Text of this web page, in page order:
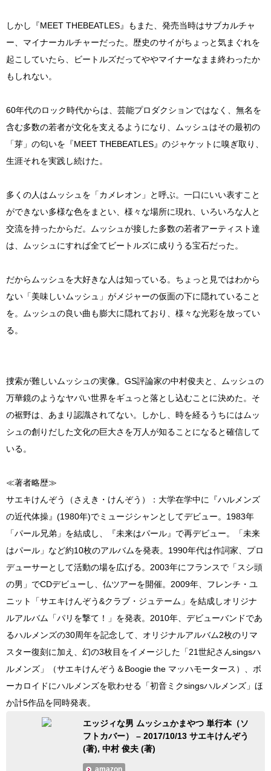
しかし『MEET THEBEATLES』もまた、発売当時はサブカルチャ
ー、マイナーカルチャーだった。歴史のサイがちょっと気まぐれを
起こしていたら、ビートルズだってややマイナーなまま終わったか
もしれない。
60年代のロック時代からは、芸能プロダクションではなく、無名を
含む多数の若者が文化を支えるようになり、ムッシュはその最初の
「芽」の匂いを『MEET THEBEATLES』のジャケットに嗅ぎ取り、
生涯それを実践し続けた。
多くの人はムッシュを「カメレオン」と呼ぶ。一口にいい表すこと
ができない多様な色をまとい、様々な場所に現れ、いろいろな人と
交流を持ったからだ。ムッシュが接した多数の若者アーティスト達
は、ムッシュにすれば全てビートルズに成りうる宝石だった。
だからムッシュを大好きな人は知っている。ちょっと見ではわから
ない「美味しいムッシュ」がメジャーの仮面の下に隠れていること
を。ムッシュの良い曲も膨大に隠れており、様々な光彩を放ってい
る。
捜索が難しいムッシュの実像。GS評論家の中村俊夫と、ムッシュの
万華鏡のようなヤバい世界をギュっと落とし込むことに決めた。そ
の裾野は、あまり認識されてない。しかし、時を経るうちにはムッ
シュの創りだした文化の巨大さを万人が知ることになると確信して
いる。
≪著者略歴≫
サエキけんぞう（さえき・けんぞう）：大学在学中に『ハルメンズ
の近代体操』(1980年)でミュージシャンとしてデビュー。1983年
「パール兄弟」を結成し、『未来はパール』で再デビュー。「未来
はパール」など約10枚のアルバムを発表。1990年代は作詞家、プロ
デューサーとして活動の場を広げる。2003年にフランスで「スシ頭
の男」でCDデビューし、仏ツアーを開催。2009年、フレンチ・ユ
ニット「サエキけんぞう&クラブ・ジュテーム」を結成しオリジナ
ルアルバム「パリを撃て！」を発表。2010年、デビューバンドであ
るハルメンズの30周年を記念して、オリジナルアルバム2枚のリマ
スター復刻に加え、幻の3枚目をイメージした「21世紀さんsingsハ
ルメンズ」（サエキけんぞう＆Boogie the マッハモータース）、ボ
ーカロイドにハルメンズを歌わせる「初音ミクsingsハルメンズ」ほ
か計5作品を同時発表。
エッジィな男 ムッシュかまやつ 単行本（ソ
フトカバー） – 2017/10/13 サエキけんぞう
(著), 中村 俊夫 (著)